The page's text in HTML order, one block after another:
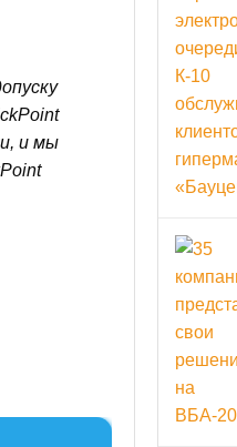
и мы